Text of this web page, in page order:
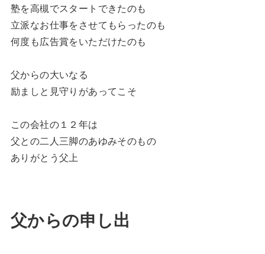
塾を高槻でスタートできたのも
立派なお仕事をさせてもらったのも
何度も広告賞をいただけたのも
父からの大いなる
励ましと見守りがあってこそ
この会社の１２年は
父との二人三脚のあゆみそのもの
ありがとう父上
父からの申し出